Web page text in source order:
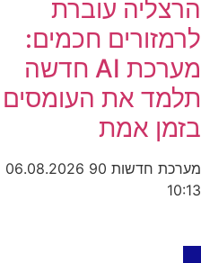
הרצליה עוברת
לרמזורים חכמים:
מערכת AI חדשה
תלמד את העומסים
בזמן אמת
מערכת חדשות 90
06.08.2026
10:13